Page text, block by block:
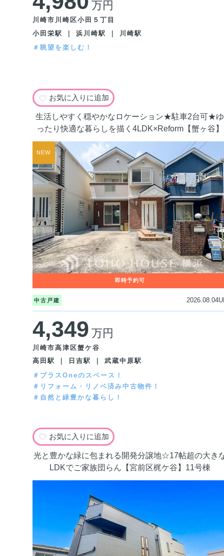
万円
川崎市川崎区小田５丁目
小田栄駅 ｜ 浜川崎駅 ｜ 川崎駅
＃眺望を楽しむ！
お気に入りに追加
生活しやすく穏やかなロケーション★駐車2台可★ゆ
ったり快適な暮らしを描く4LDK×Reform【蟹ヶ谷】
中古戸建
4,349 万円
川崎市高津区蟹ケ谷
高田駅 ｜ 日吉駅 ｜ 武蔵中原駅
＃プラスOneのスペース！
＃リフォーム・リノベ済み中古物件！
＃自然と緑豊かな暮らし！
お気に入りに追加
光と豊かな緑に包まれる開発分譲地☆17帖超の大き
LDKでご家族団らん【宮前区梶ケ谷】11号棟